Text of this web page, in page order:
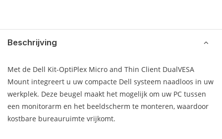
Beschrijving
Met de Dell Kit-OptiPlex Micro and Thin Client DualVESA
Mount integreert u uw compacte Dell systeem naadloos in uw
werkplek. Deze beugel maakt het mogelijk om uw PC tussen
een monitorarm en het beeldscherm te monteren, waardoor
kostbare bureauruimte vrijkomt.